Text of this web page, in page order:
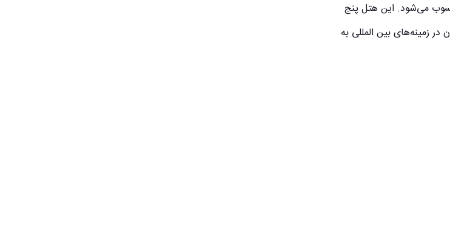
می‌شود. این هتل پنج
89 افتتاح گشته است وتاکنون در زمینه‌های بین المللی به